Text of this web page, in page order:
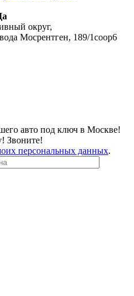
округ,
Мосрентген, 189/1соор6
авто под ключ в Москве!
Звоните!
персональных данных.